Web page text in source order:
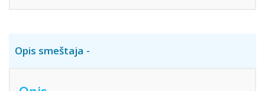
Opis smeštaja